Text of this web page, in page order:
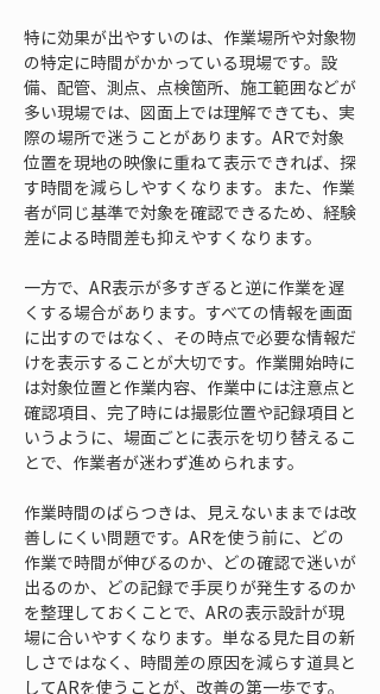
特に効果が出やすいのは、作業場所や対象物
の特定に時間がかかっている現場です。設
備、配管、測点、点検箇所、施工範囲などが
多い現場では、図面上では理解できても、実
際の場所で迷うことがあります。ARで対象
位置を現地の映像に重ねて表示できれば、探
す時間を減らしやすくなります。また、作業
者が同じ基準で対象を確認できるため、経験
差による時間差も抑えやすくなります。
一方で、AR表示が多すぎると逆に作業を遅
くする場合があります。すべての情報を画面
に出すのではなく、その時点で必要な情報だ
けを表示することが大切です。作業開始時に
は対象位置と作業内容、作業中には注意点と
確認項目、完了時には撮影位置や記録項目と
いうように、場面ごとに表示を切り替えるこ
とで、作業者が迷わず進められます。
作業時間のばらつきは、見えないままでは改
善しにくい問題です。ARを使う前に、どの
作業で時間が伸びるのか、どの確認で迷いが
出るのか、どの記録で手戻りが発生するのか
を整理しておくことで、ARの表示設計が現
場に合いやすくなります。単なる見た目の新
しさではなく、時間差の原因を減らす道具と
してARを使うことが、改善の第一歩です。